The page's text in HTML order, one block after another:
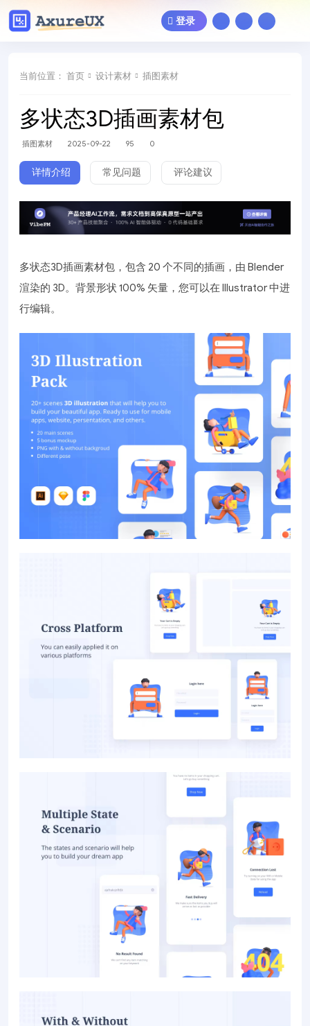
登录
当前位置： 首页 设计素材 插图素材
多状态3D插画素材包
插图素材 2025-09-22 95 0
详情介绍 常见问题 评论建议
多状态3D插画素材包，包含 20 个不同的插画，由 Blender
渲染的 3D。背景形状 100% 矢量，您可以在 Illustrator 中进
行编辑。